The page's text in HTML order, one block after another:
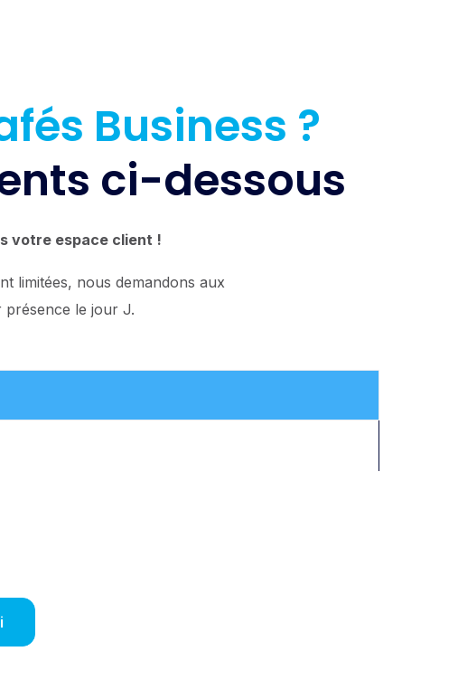
Business ?
ci-dessous
votre espace client !
limitées, nous demandons aux
présence le jour J.